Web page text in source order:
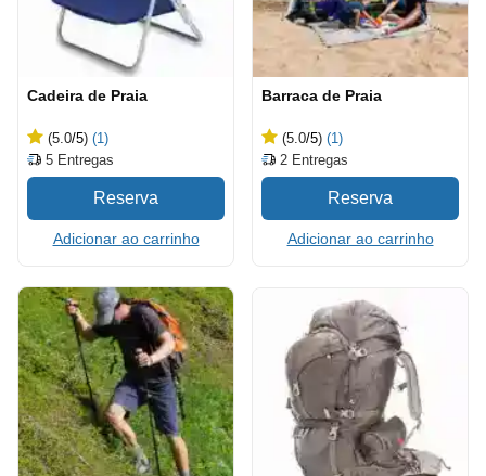
Cadeira de Praia
(5.0/5) (1)
5 Entregas
Adicionar ao carrinho
Barraca de Praia
(5.0/5) (1)
2 Entregas
Adicionar ao carrinho